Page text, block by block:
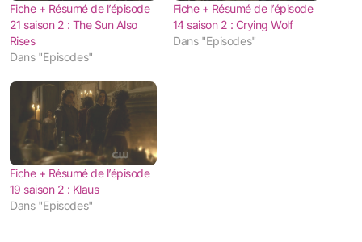
Fiche + Résumé de l’épisode
21 saison 2 : The Sun Also
Rises
Dans "Episodes"
Fiche + Résumé de l’épisode
14 saison 2 : Crying Wolf
Dans "Episodes"
Fiche + Résumé de l’épisode
19 saison 2 : Klaus
Dans "Episodes"